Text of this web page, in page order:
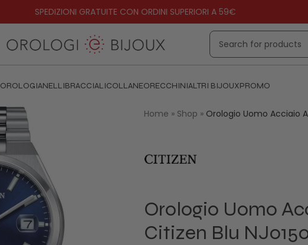
SPEDIZIONI GRATUITE CON ORDINI SUPERIORI A 59€
OROLOGIANELLIBRACCIALICOLLANEORECCHINIALTRI BIJOUXPROMO
Home » Shop » Orologio Uomo Acciaio
Orologio Uomo
Citizen Blu